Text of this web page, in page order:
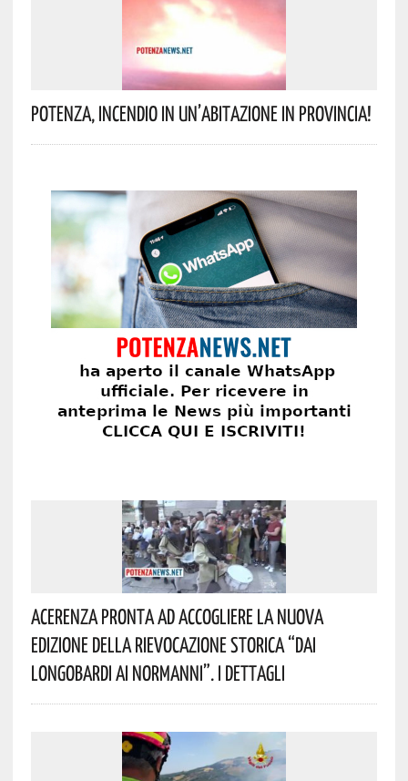
Potenza, Incendio In Un’abitazione In Provincia!
Acerenza Pronta Ad Accogliere La Nuova
Edizione Della Rievocazione Storica “Dai
Longobardi Ai Normanni”. I Dettagli